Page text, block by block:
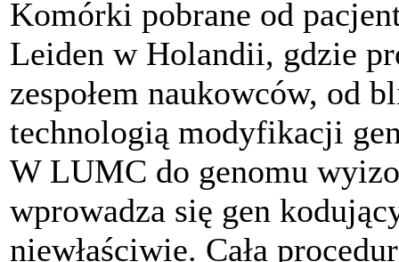
Komórki pobrane od
Leiden w Holandii, gdzie
zespołem naukowców, od
technologią modyfikacji
W LUMC do genomu
wprowadza się gen
niewłaściwie. Cała